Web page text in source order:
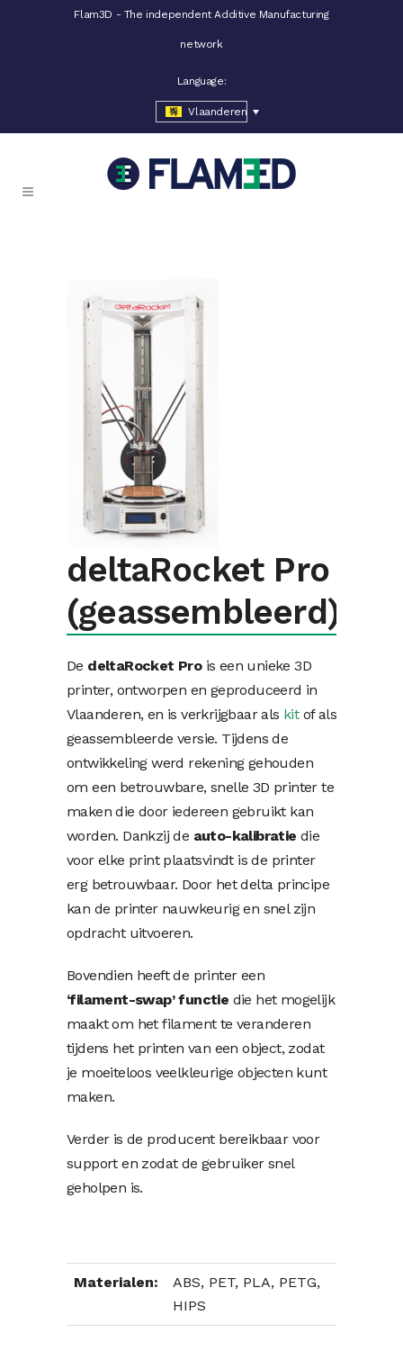
Flam3D - The independent Additive Manufacturing
network
Language:
Vlaanderen
deltaRocket Pro
(geassembleerd)
De deltaRocket Prois een unieke 3D
printer, ontworpen en geproduceerd in
Vlaanderen, en is verkrijgbaar als kitof als
geassembleerde versie. Tijdens de
ontwikkeling werd rekening gehouden
om een betrouwbare, snelle 3D printer te
maken die door iedereen gebruikt kan
worden. Dankzij de auto-kalibratie die
voor elke print plaatsvindt is de printer
erg betrouwbaar. Door het delta principe
kan de printer nauwkeurig en snel zijn
opdracht uitvoeren.
Bovendien heeft de printer een
‘filament-swap’ functie die het mogelijk
maakt om het filament te veranderen
tijdens het printen van een object, zodat
je moeiteloos veelkleurige objecten kunt
maken.
Verder is de producent bereikbaar voor
support en zodat de gebruiker snel
geholpen is.
Materialen:
ABS, PET, PLA, PETG,
HIPS